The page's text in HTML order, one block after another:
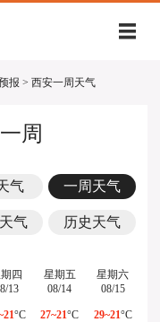
报 > 西安一周天气
周
气 一周天气
气 历史天气
四
13
°C
星期五
08/14
27~21°C
星期六
08/15
29~21°C